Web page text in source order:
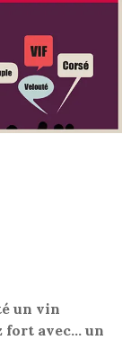
un vin
fort avec… un